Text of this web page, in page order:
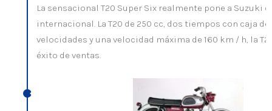
La sensacional T20 Super Six realmente pone a Suzuki
internacional. La T20 de 250 cc, dos tiempos con caja
velocidades y una velocidad máxima de 160 km / h, la
éxito de ventas.